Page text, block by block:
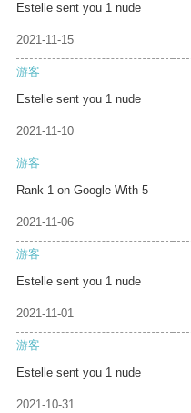
Estelle sent you 1 nude
2021-11-15
游客
Estelle sent you 1 nude
2021-11-10
游客
Rank 1 on Google With 5
2021-11-06
游客
Estelle sent you 1 nude
2021-11-01
游客
Estelle sent you 1 nude
2021-10-31